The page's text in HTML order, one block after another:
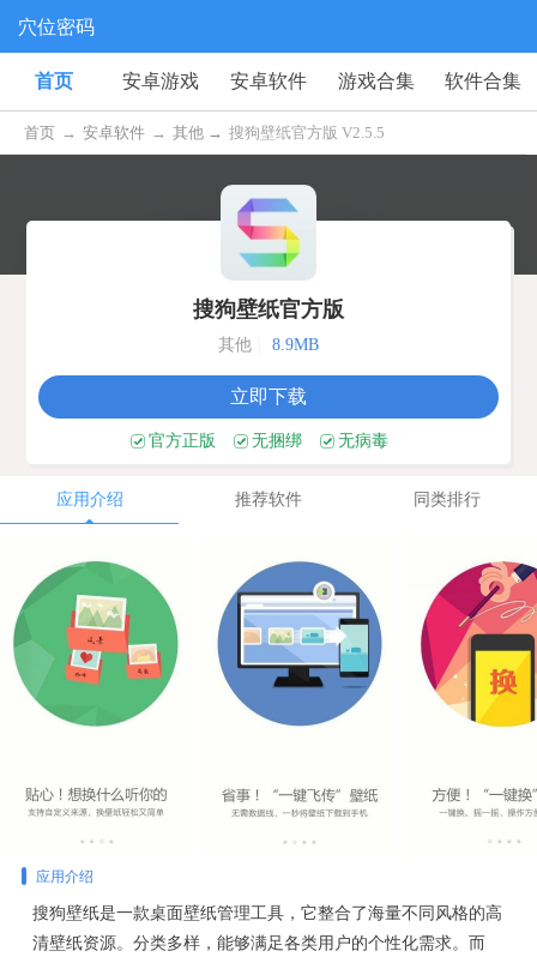
穴位密码
首页 安卓游戏 安卓软件 游戏合集 软件合集
首页 → 安卓软件 → 其他 → 搜狗壁纸官方版 V2.5.5
搜狗壁纸官方版
其他 8.9MB
立即下载
官方正版 无捆绑 无病毒
应用介绍 推荐软件 同类排行
应用介绍
搜狗壁纸是一款桌面壁纸管理工具，它整合了海量不同风格的高
清壁纸资源。分类多样，能够满足各类用户的个性化需求。而